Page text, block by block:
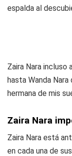
espalda al
Zaira Nara incluso
hasta Wanda
hermana de mis
Zaira Nara
Zaira Nara está
en cada una de